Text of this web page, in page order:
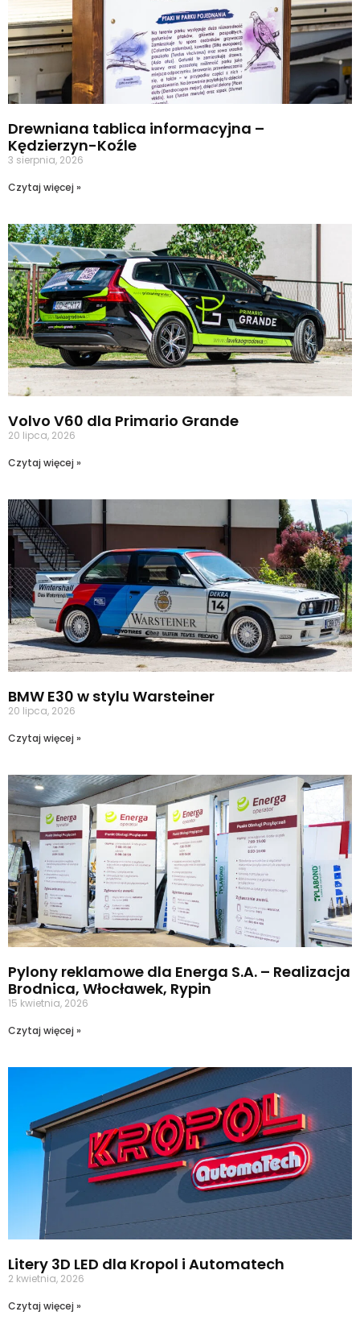
Drewniana tablica informacyjna –
Kędzierzyn-Koźle
3 sierpnia, 2026
Czytaj więcej »
Volvo V60 dla Primario Grande
20 lipca, 2026
Czytaj więcej »
BMW E30 w stylu Warsteiner
20 lipca, 2026
Czytaj więcej »
Pylony reklamowe dla Energa S.A. – Realizacja
Brodnica, Włocławek, Rypin
15 kwietnia, 2026
Czytaj więcej »
Litery 3D LED dla Kropol i Automatech
2 kwietnia, 2026
Czytaj więcej »